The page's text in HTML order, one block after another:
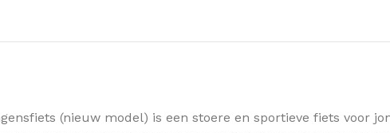
(nieuw model) is een stoere en sportieve fiets voor